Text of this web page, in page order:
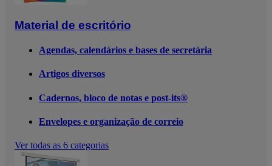
Material de escritório
Agendas, calendários e bases de secretária
Artigos diversos
Cadernos, bloco de notas e post-its®
Envelopes e organização de correio
Ver todas as 6 categorias